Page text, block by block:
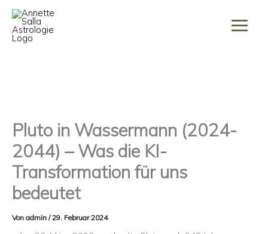
Zum
Inhalt
springen
Pluto in Wassermann (2024-
2044) – Was die KI-
Transformation für uns
bedeutet
Von admin /29. Februar 2024